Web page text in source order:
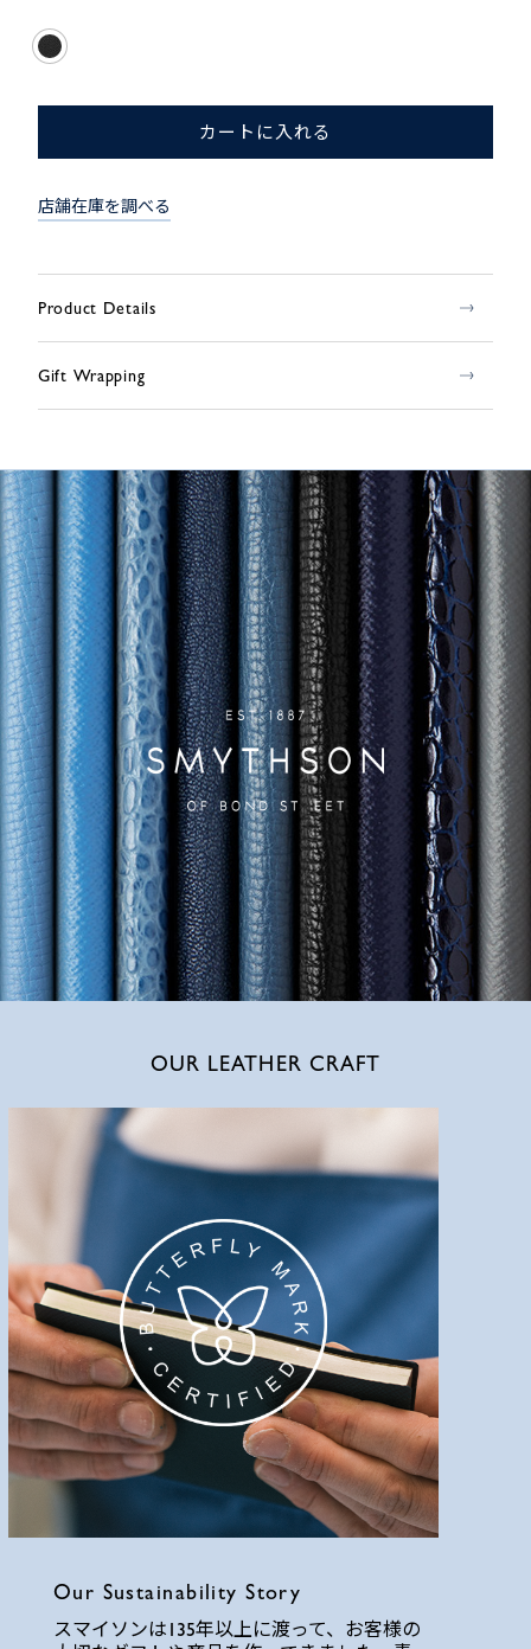
カートに入れる
店舗在庫を調べる
Product Details
Gift Wrapping
OUR LEATHER CRAFT
Our Sustainability Story
スマイソンは135年以上に渡って、お客様の